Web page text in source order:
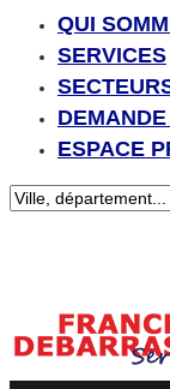
QUI
SERVICES
ESPACE